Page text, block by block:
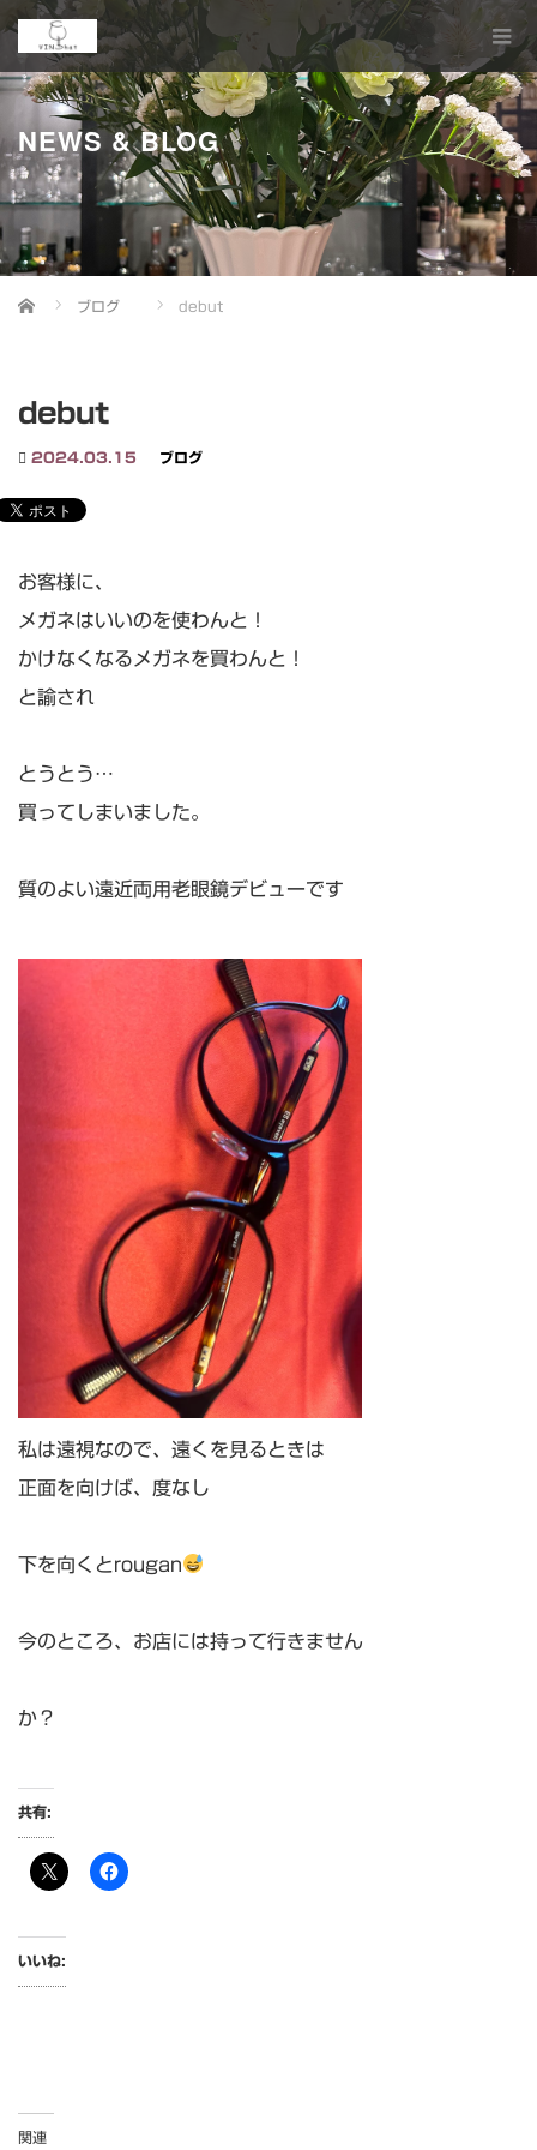
NEWS & BLOG
Home ブログ debut
debut
2024.03.15 ブログ
お客様に、
メガネはいいのを使わんと！
かけなくなるメガネを買わんと！
と諭され
とうとう…
買ってしまいました。
質のよい遠近両用老眼鏡デビューです
私は遠視なので、遠くを見るときは
正面を向けば、度なし
下を向くとrougan
今のところ、お店には持って行きません
か？
共有:
いいね:
関連